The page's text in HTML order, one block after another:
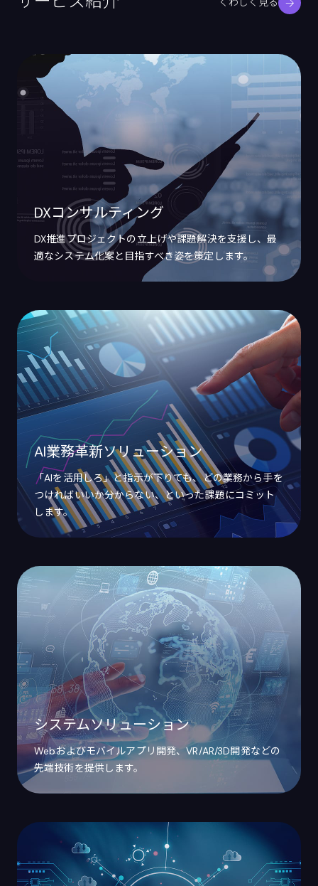
DXコンサルティング
DX推進プロジェクトの立上げや課題解決を支援し、最
適なシステム化案と目指すべき姿を策定します。
AI業務革新ソリューション
「AIを活用しろ」と指示が下りても、どの業務から手を
つければいいか分からない、といった課題にコミット
します。
システムソリューション
Webおよびモバイルアプリ開発、VR/AR/3D開発などの
先端技術を提供します。